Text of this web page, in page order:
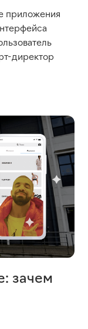
приложения
директор
зачем